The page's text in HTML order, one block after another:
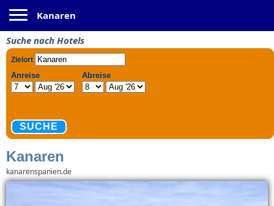
Kanaren
Suche nach Hotels
Kanaren
kanarenspanien.de